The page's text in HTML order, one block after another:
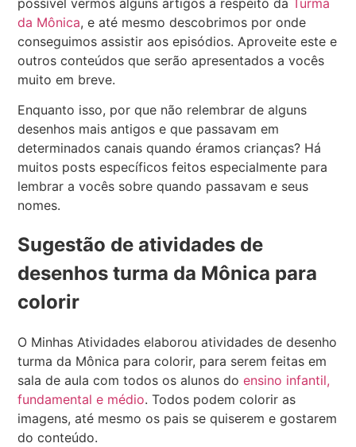
possível vermos alguns artigos a respeito daTurma
da Mônica, e até mesmo descobrimos por onde
conseguimos assistir aos episódios. Aproveite este e
outros conteúdos que serão apresentados a vocês
muito em breve.
Enquanto isso, por que não relembrar de alguns
desenhos mais antigos e que passavam em
determinados canais quando éramos crianças? Há
muitos posts específicos feitos especialmente para
lembrar a vocês sobre quando passavam e seus
nomes.
Sugestão de atividades de
desenhos turma da Mônica para
colorir
O Minhas Atividades elaborou atividades de desenho
turma da Mônica para colorir, para serem feitas em
sala de aula com todos os alunos doensino infantil,
fundamental e médio. Todos podem colorir as
imagens, até mesmo os pais se quiserem e gostarem
do conteúdo.